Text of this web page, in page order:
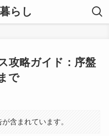
らし
攻略ガイド：序盤
で
含まれています。